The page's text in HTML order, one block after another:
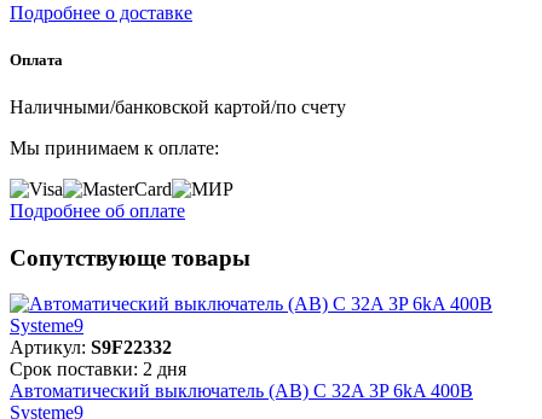
Подробнее о доставке
Оплата
Наличными/банковской картой/по счету
Мы принимаем к оплате:
Подробнее об оплате
Сопутствующе товары
Артикул: S9F22332
Срок поставки: 2 дня
Автоматический выключатель (АВ) C 32A 3P 6kA 400В
Systeme9